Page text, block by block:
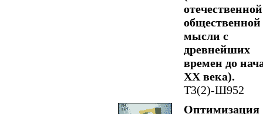
отечественной
общественной
мысли с
древнейших
времен до
XX века).
Т3(2)-Ш952
Оптимизация